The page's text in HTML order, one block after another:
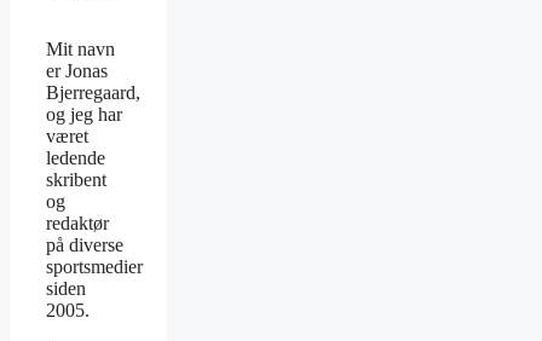
Mit navn
er Jonas
Bjerregaard,
og jeg har
været
ledende
skribent
og
redaktør
på diverse
sportsmedier
siden
2005.